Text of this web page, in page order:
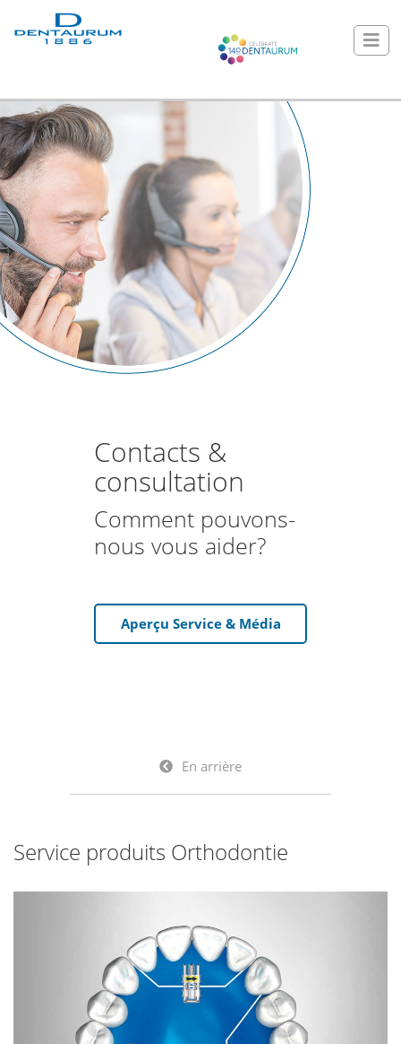
Contacts &
consultation
Comment pouvons-
nous vous aider?
Aperçu Service & Média
En arrière
Service produits Orthodontie